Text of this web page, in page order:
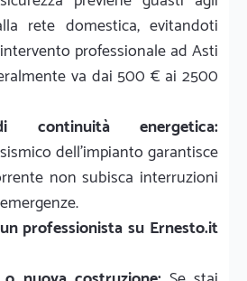
rete domestica, evitandoti
professionale ad Asti
va dai 500 € ai 2500
continuità energetica:
dell'impianto garantisce
non subisca interruzioni
professionista su Ernesto.it